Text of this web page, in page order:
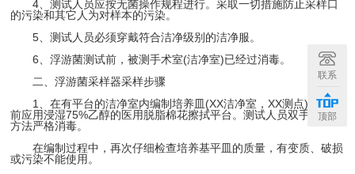
4、测试人员应按无菌操作规程进行。采取一切措施防止采样口
的污染和其它人为对样本的污染。
5、测试人员必须穿戴符合洁净级别的洁净服。
6、浮游菌测试前，被测手术室(洁净室)已经过消毒。
二、浮游菌采样器采样步骤
1、在有平台的洁净室内编制培养皿(XX洁净室，XX测点)，操作
前应用浸湿75%乙醇的医用脱脂棉花擦拭平台。测试人员双手用同样
方法严格消毒。
在编制过程中，再次仔细检查培养基平皿的质量，有变质、破损
或污染不能使用。
联系
顶部